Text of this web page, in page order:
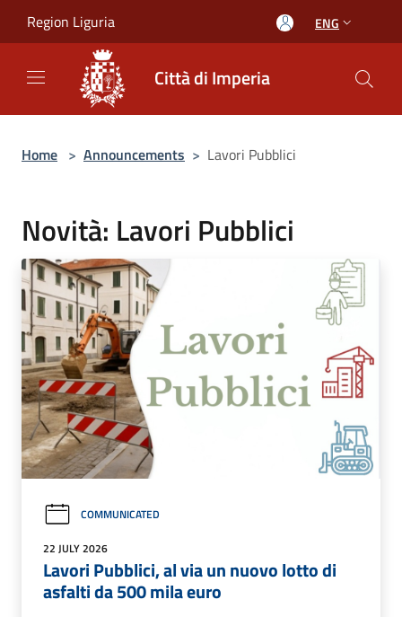
Region Liguria ENG
Città di Imperia
Home > Announcements > Lavori Pubblici
Novità: Lavori Pubblici
COMMUNICATED
22 JULY 2026
Lavori Pubblici, al via un nuovo lotto di
asfalti da 500 mila euro